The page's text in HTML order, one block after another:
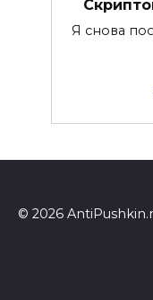
Я снова
© 2026